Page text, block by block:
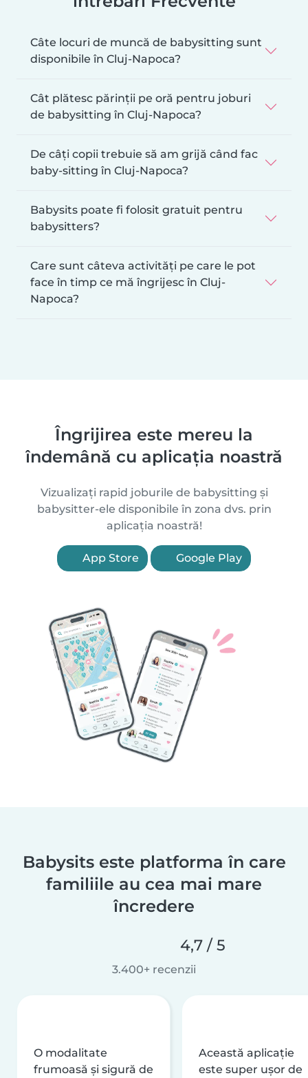
Câte locuri de muncă de babysitting sunt
disponibile în Cluj-Napoca?
Cât plătesc părinții pe oră pentru joburi
de babysitting în Cluj-Napoca?
De câți copii trebuie să am grijă când fac
baby-sitting în Cluj-Napoca?
Babysits poate fi folosit gratuit pentru
babysitters?
Care sunt câteva activități pe care le pot
face în timp ce mă îngrijesc în Cluj-
Napoca?
Îngrijirea este mereu la
îndemână cu aplicația noastră
Vizualizați rapid joburile de babysitting și
babysitter-ele disponibile în zona dvs. prin
aplicația noastră!
App Store Google Play
Babysits este platforma în care
familiile au cea mai mare
încredere
4,7 / 5
3.400+ recenzii
O modalitate
frumoasă și sigură de
Această aplicație
este super ușor de